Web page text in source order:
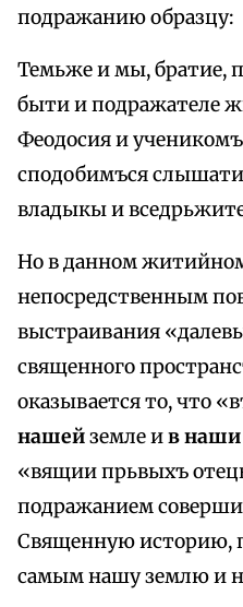
подражанию образцу:
Темьже и мы, братие,
быти и подражателе
Феодосия и
сподобимъся слышати
владыкы и
Но в данном
непосредственным
выстраивания
священного
оказывается то, что
нашейземле ив наши
«вящии прьвыхъ
подражанием
Священную историю,
самым нашу землю и